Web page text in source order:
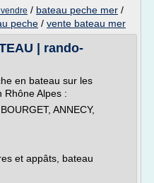
/ bateau peche mer /
peche / vente bateau mer
| rando-
en bateau sur les
Rhône Alpes :
ANNECY,
et appâts, bateau